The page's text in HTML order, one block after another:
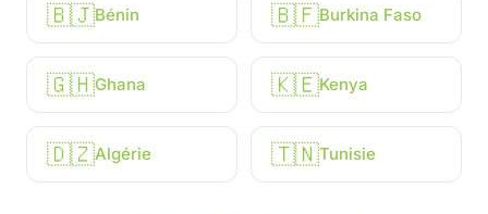
🇧🇯Bénin 🇧🇫Burkina Faso
🇬🇭Ghana 🇰🇪Kenya
🇩🇿Algérie 🇹🇳Tunisie